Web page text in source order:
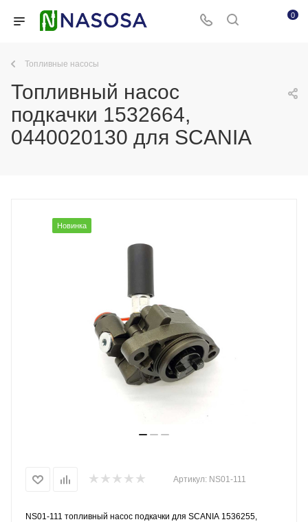
0
Топливные насосы
Топливный насос
подкачки 1532664,
0440020130 для SCANIA
Новинка
Артикул: NS01-111
NS01-111 топливный насос подкачки для SCANIA 1536255,